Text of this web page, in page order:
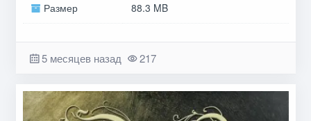
Размер 88.3 MB
5 месяцев назад 217